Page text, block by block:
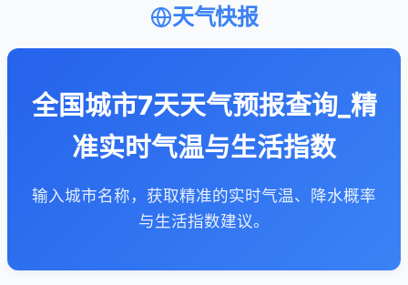
天气快报
全国城市7天天气预报查询_精
准实时气温与生活指数
输入城市名称，获取精准的实时气温、降水概率
与生活指数建议。